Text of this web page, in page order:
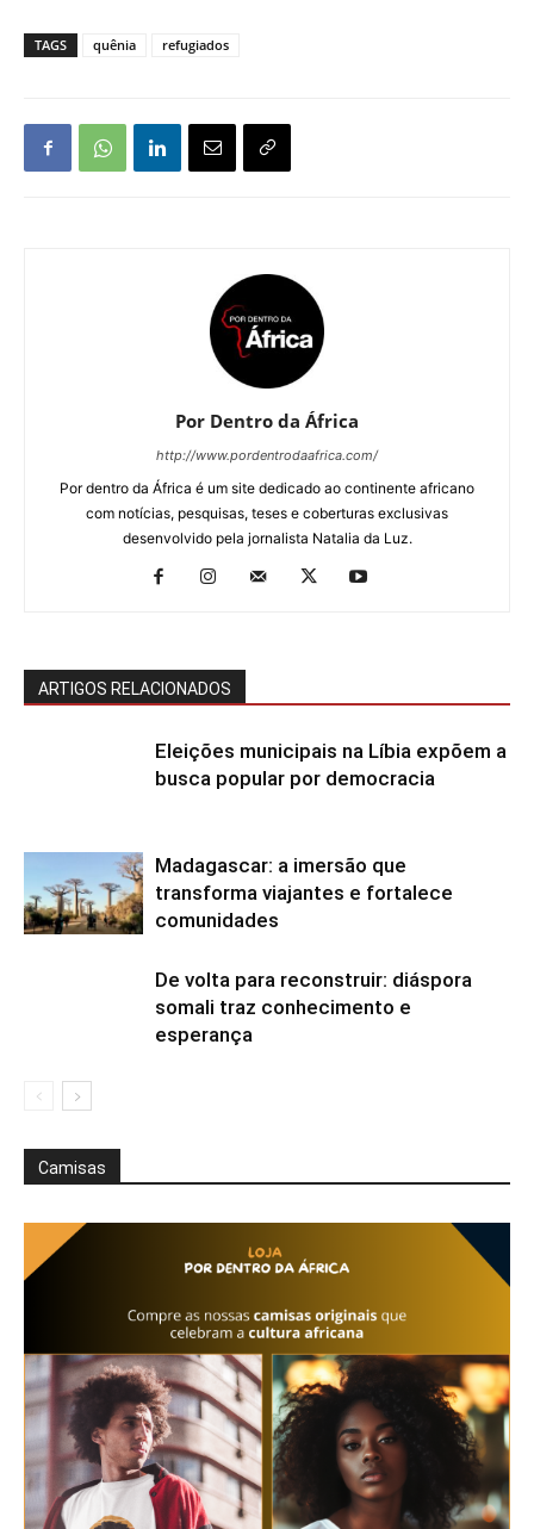
TAGS quênia refugiados
Por Dentro da África
http://www.pordentrodaafrica.com/
Por dentro da África é um site dedicado ao continente africano
com notícias, pesquisas, teses e coberturas exclusivas
desenvolvido pela jornalista Natalia da Luz.
ARTIGOS RELACIONADOS
Eleições municipais na Líbia expõem a
busca popular por democracia
Madagascar: a imersão que
transforma viajantes e fortalece
comunidades
De volta para reconstruir: diáspora
somali traz conhecimento e
esperança
Camisas